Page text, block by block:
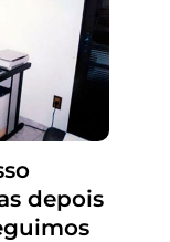
depois